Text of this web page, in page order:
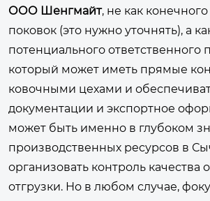
ООО Шенгмайт, не как
поковок (это нужно уточнять), а
потенциального ответственного
который может иметь прямые
ковочными цехами и
документации и экспортное
может быть именно в глубоком
производственных ресурсов в
организовать контроль качества
отгрузки. Но в любом случае,